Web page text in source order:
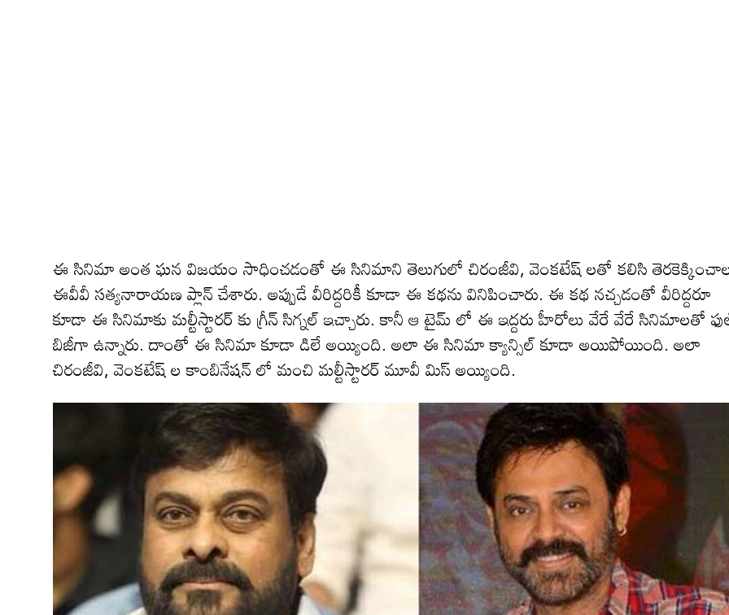
ఈ సినిమా అంత ఘన విజయం సాధించడంతో ఈ సినిమాని తెలుగులో చిరంజీవి, వెంకటేష్ లతో కలిసి
ఈవీవీ సత్యనారాయణ ప్లాన్ చేశారు. అప్పుడే వీరిద్దరికీ కూడా ఈ కథను వినిపించారు. ఈ కథ నచ్చడంతో వీరిద్దరూ
కూడా ఈ సినిమాకు మల్టీస్టారర్ కు గ్రీన్ సిగ్నల్ ఇచ్చారు. కానీ ఆ టైమ్ లో ఈ ఇద్దరు హీరోలు వేరే వేరే సినిమాలతో
బిజీగా ఉన్నారు. దాంతో ఈ సినిమా కూడా డిలే అయ్యింది. అలా ఈ సినిమా క్యాన్సిల్ కూడా అయిపోయింది. అలా
చిరంజీవి, వెంకటేష్ ల కాంబినేషన్ లో మంచి మల్టీస్టారర్ మూవీ మిస్ అయ్యింది.